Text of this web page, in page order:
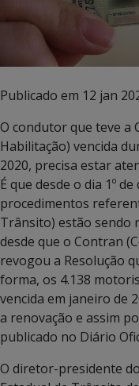
Publicado em 12 jan
O condutor que teve a
Habilitação) vencida
2020, precisa estar
É que desde o dia 1º
procedimentos
Trânsito) estão sendo
desde que o Contran
revogou a Resolução
forma, os 4.138
vencida em janeiro de
a renovação e assim
publicado no Diário
O diretor-presidente